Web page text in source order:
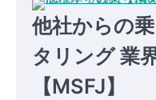
他社からの
タリング 業
【MSFJ】